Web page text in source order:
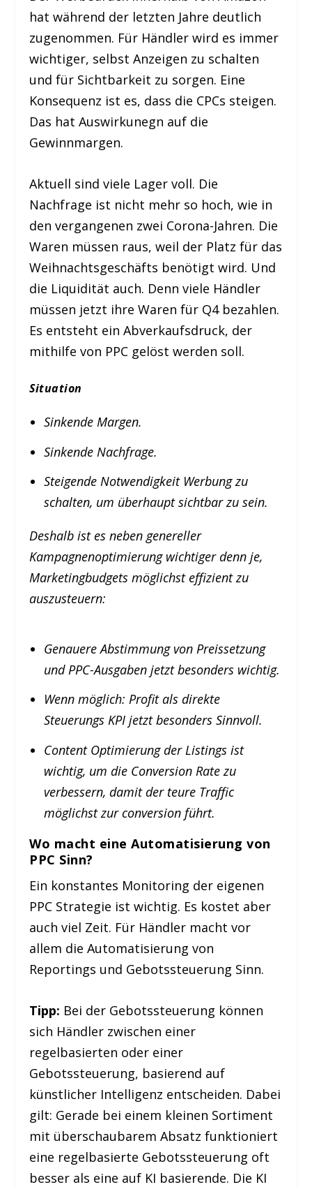
hat während der letzten Jahre deutlich
zugenommen. Für Händler wird es immer
wichtiger, selbst Anzeigen zu schalten
und für Sichtbarkeit zu sorgen. Eine
Konsequenz ist es, dass die CPCs steigen.
Das hat Auswirkunegn auf die
Gewinnmargen.
Aktuell sind viele Lager voll. Die
Nachfrage ist nicht mehr so hoch, wie in
den vergangenen zwei Corona-Jahren. Die
Waren müssen raus, weil der Platz für das
Weihnachtsgeschäfts benötigt wird. Und
die Liquidität auch. Denn viele Händler
müssen jetzt ihre Waren für Q4 bezahlen.
Es entsteht ein Abverkaufsdruck, der
mithilfe von PPC gelöst werden soll.
Situation
Sinkende Margen.
Sinkende Nachfrage.
Steigende Notwendigkeit Werbung zu
schalten, um überhaupt sichtbar zu sein.
Deshalb ist es neben genereller
Kampagnenoptimierung wichtiger denn je,
Marketingbudgets möglichst effizient zu
auszusteuern:
Genauere Abstimmung von Preissetzung
und PPC-Ausgaben jetzt besonders wichtig.
Wenn möglich: Profit als direkte
Steuerungs KPI jetzt besonders Sinnvoll.
Content Optimierung der Listings ist
wichtig, um die Conversion Rate zu
verbessern, damit der teure Traffic
möglichst zur conversion führt.
Wo macht eine Automatisierung von
PPC Sinn?
Ein konstantes Monitoring der eigenen
PPC Strategie ist wichtig. Es kostet aber
auch viel Zeit. Für Händler macht vor
allem die Automatisierung von
Reportings und Gebotssteuerung Sinn.
Tipp: Bei der Gebotssteuerung können
sich Händler zwischen einer
regelbasierten oder einer
Gebotssteuerung, basierend auf
künstlicher Intelligenz entscheiden. Dabei
gilt: Gerade bei einem kleinen Sortiment
mit überschaubarem Absatz funktioniert
eine regelbasierte Gebotssteuerung oft
besser als eine auf KI basierende. Die KI